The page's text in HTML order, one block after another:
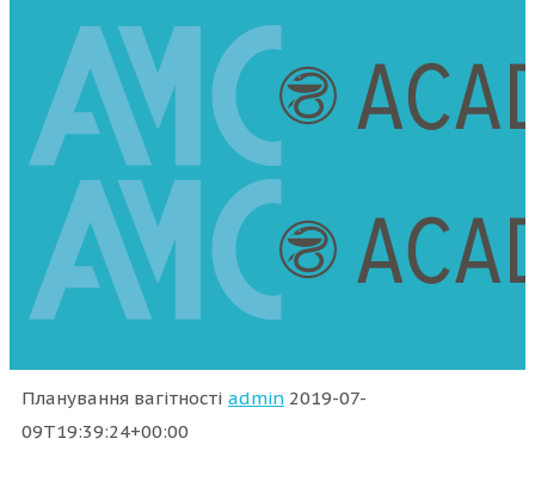
Планування вагітності admin 2019-07-
09T19:39:24+00:00